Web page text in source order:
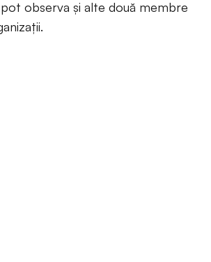
observa și alte două membre